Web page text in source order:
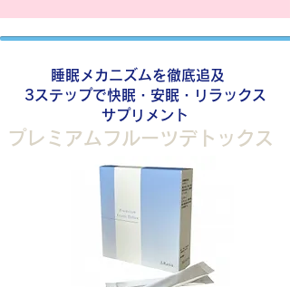
睡眠メカニズムを徹底追及
3ステップで快眠・安眠・リラックス
サプリメント
プレミアムフルーツデトックス